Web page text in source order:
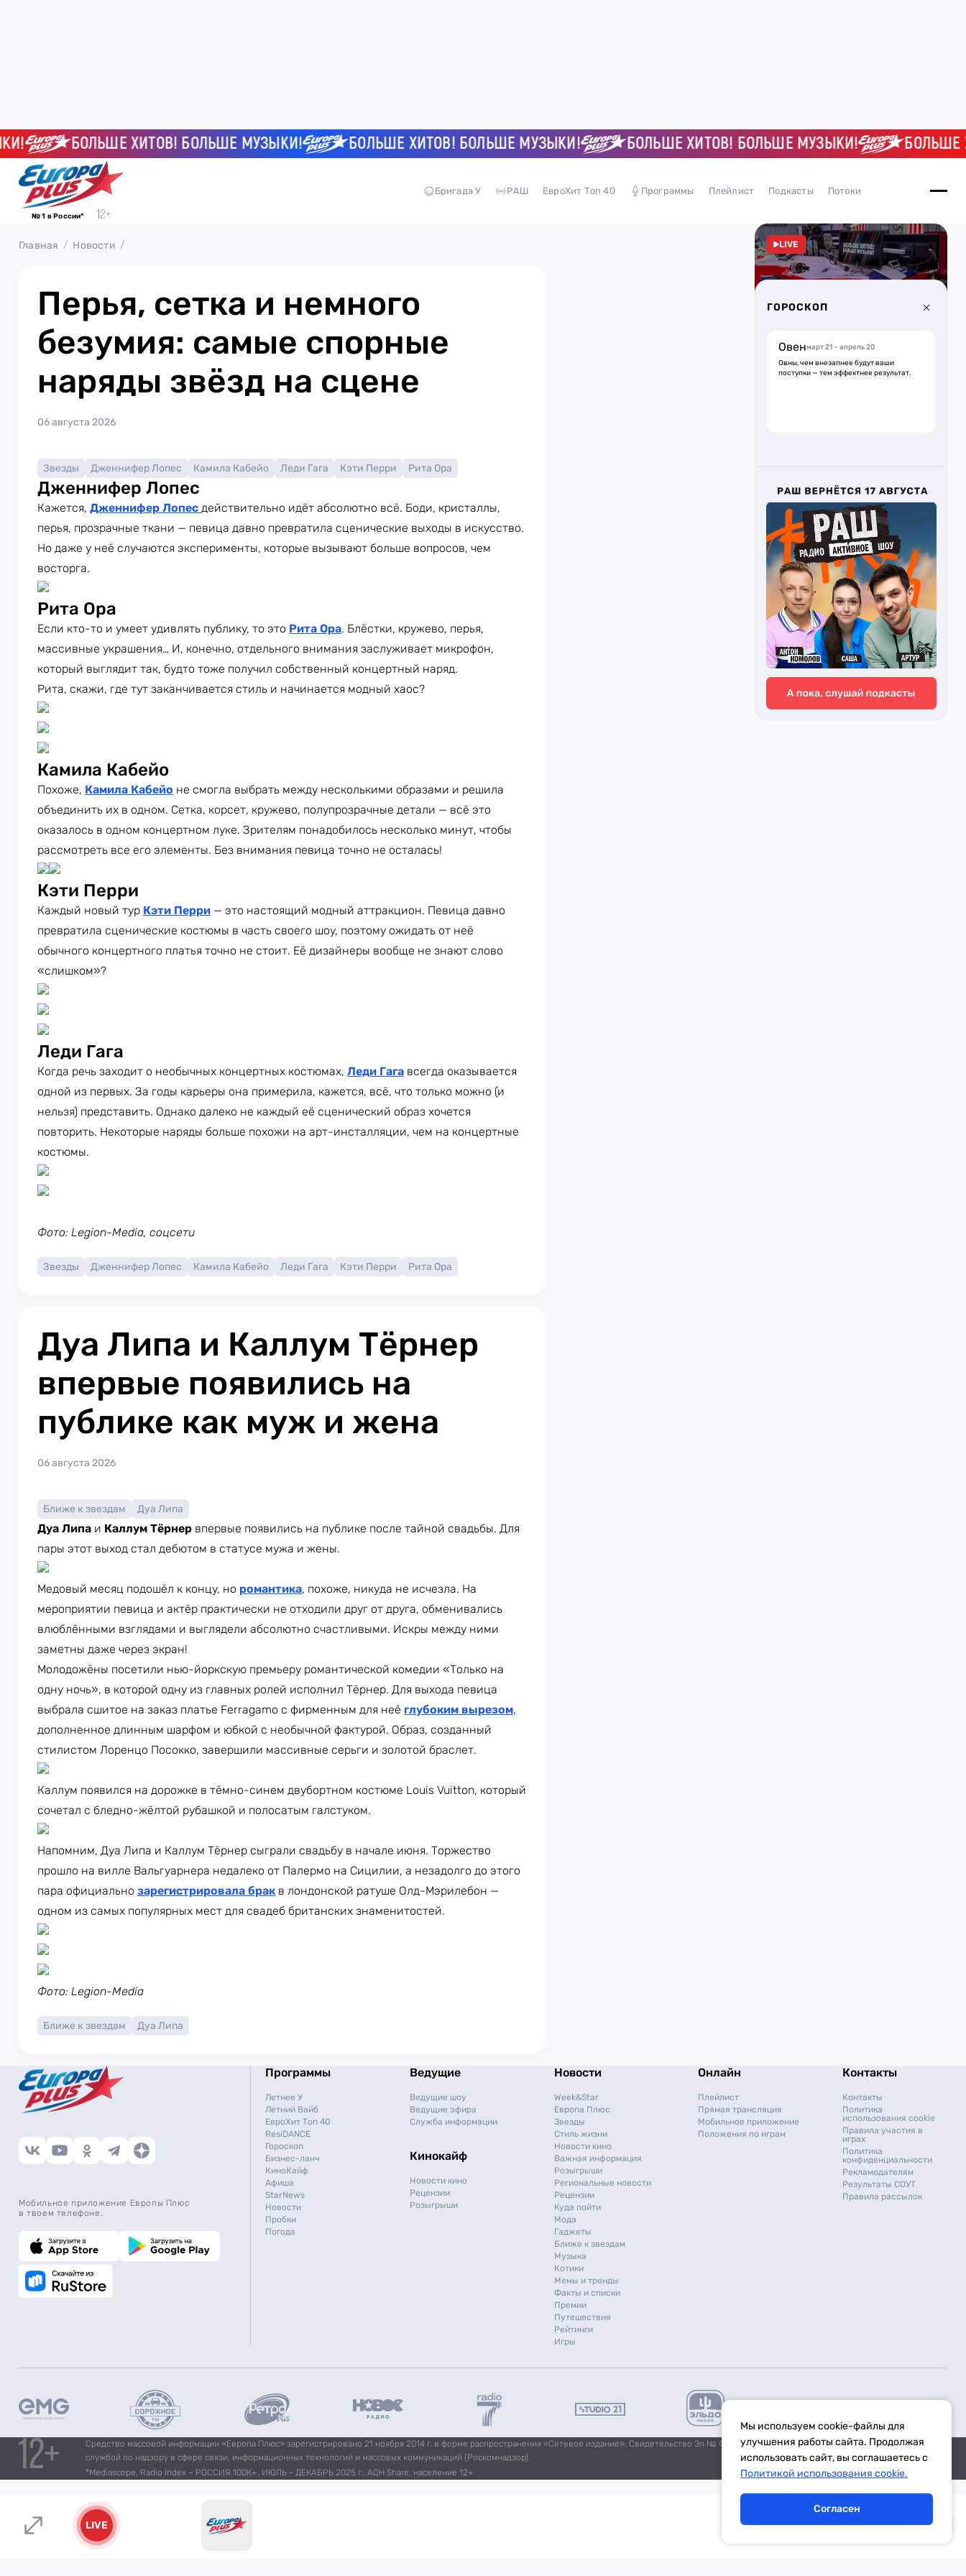
БОЛЬШЕ ХИТОВ! БОЛЬШЕ МУЗЫКИ! БОЛЬШЕ ХИТОВ! БОЛЬШЕ МУЗЫКИ! БОЛЬШЕ ХИТОВ! БОЛЬШЕ МУЗЫКИ! БОЛЬШЕ
№ 1 в России*
Бригада У РАШ ЕвроХит Топ 40 Программы Плейлист Подкасты Потоки
Главная Новости
Перья, сетка и немного
безумия: самые спорные
наряды звёзд на сцене
06 августа 2026
Звезды Дженнифер Лопес Камила Кабейо Леди Гага Кэти Перри Рита Ора
Дженнифер Лопес
Кажется, Дженнифер Лопес действительно идёт абсолютно всё. Боди, кристаллы,
перья, прозрачные ткани — певица давно превратила сценические выходы в искусство.
Но даже у неё случаются эксперименты, которые вызывают больше вопросов, чем
восторга.
Рита Ора
Если кто-то и умеет удивлять публику, то это Рита Ора. Блёстки, кружево, перья,
массивные украшения… И, конечно, отдельного внимания заслуживает микрофон,
который выглядит так, будто тоже получил собственный концертный наряд.
Рита, скажи, где тут заканчивается стиль и начинается модный хаос?
Камила Кабейо
Похоже, Камила Кабейо не смогла выбрать между несколькими образами и решила
объединить их в одном. Сетка, корсет, кружево, полупрозрачные детали — всё это
оказалось в одном концертном луке. Зрителям понадобилось несколько минут, чтобы
рассмотреть все его элементы. Без внимания певица точно не осталась!
Кэти Перри
Каждый новый тур Кэти Перри — это настоящий модный аттракцион. Певица давно
превратила сценические костюмы в часть своего шоу, поэтому ожидать от неё
обычного концертного платья точно не стоит. Её дизайнеры вообще не знают слово
«слишком»?
Леди Гага
Когда речь заходит о необычных концертных костюмах, Леди Гага всегда оказывается
одной из первых. За годы карьеры она примерила, кажется, всё, что только можно (и
нельзя) представить. Однако далеко не каждый её сценический образ хочется
повторить. Некоторые наряды больше похожи на арт-инсталляции, чем на концертные
костюмы.
Фото: Legion-Media, соцсети
Звезды Дженнифер Лопес Камила Кабейо Леди Гага Кэти Перри Рита Ора
Дуа Липа и Каллум Тёрнер
впервые появились на
публике как муж и жена
06 августа 2026
Ближе к звездам Дуа Липа
Дуа Липа и Каллум Тёрнер впервые появились на публике после тайной свадьбы. Для
пары этот выход стал дебютом в статусе мужа и жены.
Медовый месяц подошёл к концу, но романтика, похоже, никуда не исчезла. На
мероприятии певица и актёр практически не отходили друг от друга, обменивались
влюблёнными взглядами и выглядели абсолютно счастливыми. Искры между ними
заметны даже через экран!
Молодожёны посетили нью-йоркскую премьеру романтической комедии «Только на
одну ночь», в которой одну из главных ролей исполнил Тёрнер. Для выхода певица
выбрала сшитое на заказ платье Ferragamo с фирменным для неё глубоким вырезом,
дополненное длинным шарфом и юбкой с необычной фактурой. Образ, созданный
стилистом Лоренцо Посокко, завершили массивные серьги и золотой браслет.
Каллум появился на дорожке в тёмно-синем двубортном костюме Louis Vuitton, который
сочетал с бледно-жёлтой рубашкой и полосатым галстуком.
Напомним, Дуа Липа и Каллум Тёрнер сыграли свадьбу в начале июня. Торжество
прошло на вилле Вальгуарнера недалеко от Палермо на Сицилии, а незадолго до этого
пара официально зарегистрировала брак в лондонской ратуше Олд-Мэрилебон —
одном из самых популярных мест для свадеб британских знаменитостей.
Фото: Legion-Media
Ближе к звездам Дуа Липа
LIVE
ГОРОСКОП
Овенмарт 21 – апрель 20
Овны, чем внезапнее будут ваши
поступки — тем эффектнее результат.
Мобильное приложение Европы Плюс
в твоем телефоне.
Программы
Летнее У
Летний Вайб
ЕвроХит Топ 40
ResiDANCE
Гороскоп
Бизнес-ланч
КиноКайф
Афиша
StarNews
Новости
Пробки
Погода
Ведущие
Ведущие шоу
Ведущие эфира
Служба информации
Кинокайф
Новости кино
Рецензии
Розыгрыши
Новости
Week&Star
Европа Плюс
Звезды
Стиль жизни
Новости кино
Важная информация
Розыгрыши
Региональные новости
Рецензии
Куда пойти
Мода
Гаджеты
Ближе к звездам
Музыка
Котики
Мемы и тренды
Факты и списки
Премии
Путешествия
Рейтинги
Игры
Онлайн
Плейлист
Прямая трансляция
Мобильное приложение
Положения по играм
Контакты
Контакты
Политика
использования cookie
Правила участия в
играх
Политика
конфиденциальности
Рекламодателям
Результаты СОУТ
Правила рассылок
Средство массовой информации «Европа Плюс» зарегистрировано 21 ноября 2014 г. в форме распространения «Сетевое издание». Свидетельство Эл № ФС77-59972 от 21.11.2014 выдано Федеральной
службой по надзору в сфере связи, информационных технологий и массовых коммуникаций (Роскомнадзор).
*Mediascope, Radio Index – РОССИЯ 100К+, ИЮЛЬ - ДЕКАБРЬ 2025 г., AQH Share, население 12+
LIVE
Мы используем cookie-файлы для
улучшения работы сайта. Продолжая
использовать сайт, вы соглашаетесь с
Политикой использования cookie.
Согласен